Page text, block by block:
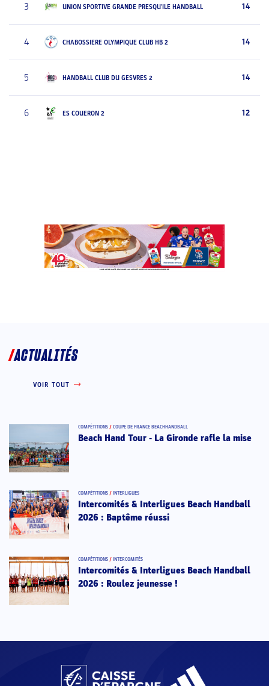
3 UNION SPORTIVE GRANDE PRESQU'ILE HANDBALL 14
4 CHABOSSIERE OLYMPIQUE CLUB HB 2 14
5 HANDBALL CLUB DU GESVRES 2 14
6 ES COUERON 2 12
ACTUALITÉS
VOIR TOUT
COMPÉTITIONS / COUPE DE FRANCE BEACHHANDBALL
Beach Hand Tour - La Gironde rafle la mise
COMPÉTITIONS / INTERLIGUES
Intercomités & Interligues Beach Handball
2026 : Baptême réussi
COMPÉTITIONS / INTERCOMITÉS
Intercomités & Interligues Beach Handball
2026 : Roulez jeunesse !